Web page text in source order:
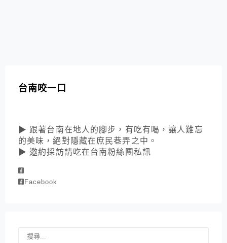
台南咬一口
▶ 跟著台南在地人的腳步，有吃有喝，讓人難忘
的美味，絕對隱藏在庶民巷弄之中。
▶ 邀約採訪請吃在台南粉絲團私訊
Facebook